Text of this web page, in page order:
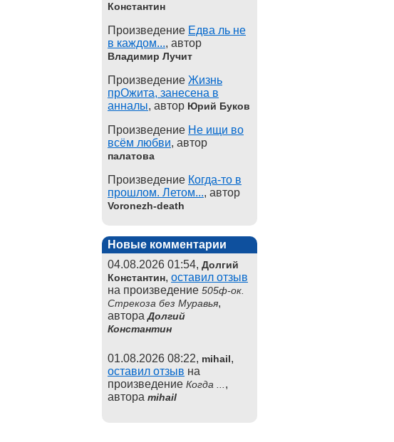
Константин
Произведение Едва ль не
в каждом..., автор
Владимир Лучит
Произведение Жизнь
прОжита, занесена в
анналы, автор Юрий Буков
Произведение Не ищи во
всём любви, автор
палатова
Произведение Когда-то в
прошлом. Летом..., автор
Voronezh-death
Новые комментарии
04.08.2026 01:54, Долгий
Константин, оставил отзыв
на произведение 505ф-ок.
Стрекоза без Муравья,
автораДолгий
Константин
01.08.2026 08:22, mihail,
оставил отзыв на
произведение Когда ... ,
автора mihail